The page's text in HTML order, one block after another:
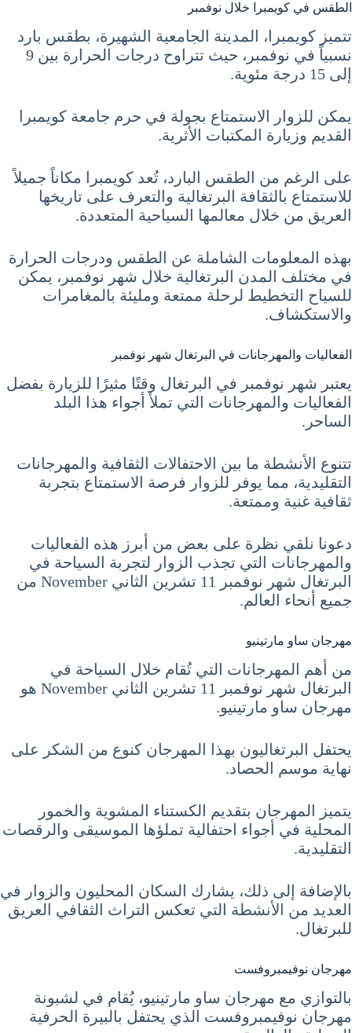
الطقس في كويمبرا خلال نوفمبر
تتميز كويمبرا، المدينة الجامعية الشهيرة، بطقس بارد
نسبياً في نوفمبر، حيث تتراوح درجات الحرارة بين 9
إلى 15 درجة مئوية.
يمكن للزوار الاستمتاع بجولة في حرم جامعة كويمبرا
القديم وزيارة المكتبات الأثرية.
على الرغم من الطقس البارد، تُعد كويمبرا مكاناً جميلاً
للاستمتاع بالثقافة البرتغالية والتعرف على تاريخها
العريق من خلال معالمها السياحية المتعددة.
بهذه المعلومات الشاملة عن الطقس ودرجات الحرارة
في مختلف المدن البرتغالية خلال شهر نوفمبر، يمكن
للسياح التخطيط لرحلة ممتعة ومليئة بالمغامرات
والاستكشاف.
الفعاليات والمهرجانات في البرتغال شهر نوفمبر
يعتبر شهر نوفمبر في البرتغال وقتًا مثيرًا للزيارة بفضل
الفعاليات والمهرجانات التي تملأ أجواء هذا البلد
الساحر.
تتنوع الأنشطة ما بين الاحتفالات الثقافية والمهرجانات
التقليدية، مما يوفر للزوار فرصة الاستمتاع بتجربة
ثقافية غنية وممتعة.
دعونا نلقي نظرة على بعض من أبرز هذه الفعاليات
والمهرجانات التي تجذب الزوار لتجربة السياحة في
البرتغال شهر نوفمبر 11 تشرين الثاني November من
جميع أنحاء العالم.
مهرجان ساو مارتينيو
من أهم المهرجانات التي تُقام خلال السياحة في
البرتغال شهر نوفمبر 11 تشرين الثاني November هو
مهرجان ساو مارتينيو.
يحتفل البرتغاليون بهذا المهرجان كنوع من الشكر على
نهاية موسم الحصاد.
يتميز المهرجان بتقديم الكستناء المشوية والخمور
المحلية في أجواء احتفالية تملؤها الموسيقى والرقصات
التقليدية.
بالإضافة إلى ذلك، يشارك السكان المحليون والزوار في
العديد من الأنشطة التي تعكس التراث الثقافي العريق
للبرتغال.
مهرجان نوفيمبروفست
بالتوازي مع مهرجان ساو مارتينيو، يُقام في لشبونة
مهرجان نوفيمبروفست الذي يحتفل بالبيرة الحرفية